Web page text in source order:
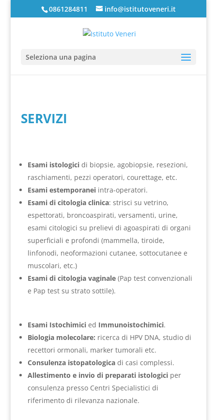
0861284811 info@istitutoveneri.it
Seleziona una pagina
SERVIZI
Esami istologicidi biopsie, agobiopsie, resezioni,
raschiamenti, pezzi operatori, courettage, etc.
Esami estemporaneiintra-operatori.
Esami di citologia clinica: strisci su vetrino,
espettorati, broncoaspirati, versamenti, urine,
esami citologici su prelievi di agoaspirati di organi
superficiali e profondi (mammella, tiroide,
linfonodi, neoformazioni cutanee, sottocutanee e
muscolari, etc.)
Esami di citologia vaginale(Pap test convenzionali
e Pap test su strato sottile).
Esami Istochimicied Immunoistochimici.
Biologia molecolare: ricerca di HPV DNA, studio di
recettori ormonali, marker tumorali etc.
Consulenza istopatologicadi casi complessi.
Allestimento e invio di preparati istologiciper
consulenza presso Centri Specialistici di
riferimento di rilevanza nazionale.